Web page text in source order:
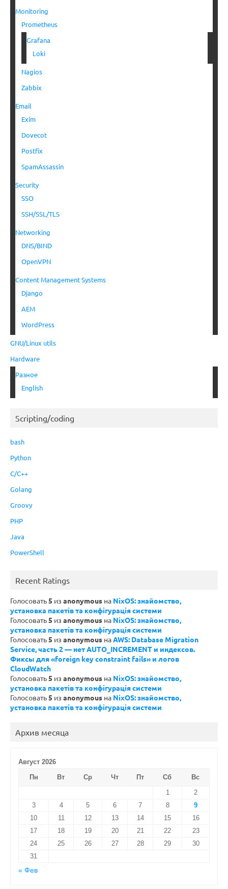
Monitoring
Prometheus
Grafana
Loki
Nagios
Zabbix
Email
Exim
Dovecot
Postfix
SpamAssassin
Security
SSO
SSH/SSL/TLS
Networking
DNS/BIND
OpenVPN
Content Management Systems
Django
AEM
WordPress
GNU/Linux utils
Hardware
Разное
English
Scripting/coding
bash
Python
C/C++
Golang
Groovy
PHP
Java
PowerShell
Recent Ratings
Голосовать 5 из anonymous на NixOS: знайомство,
установка пакетів та конфігурація системи
Голосовать 5 из anonymous на NixOS: знайомство,
установка пакетів та конфігурація системи
Голосовать 5 из anonymous на AWS: Database Migration
Service, часть 2 — нет AUTO_INCREMENT и индексов.
Фиксы для «foreign key constraint fails» и логов
CloudWatch
Голосовать 5 из anonymous на NixOS: знайомство,
установка пакетів та конфігурація системи
Голосовать 5 из anonymous на NixOS: знайомство,
установка пакетів та конфігурація системи
Архив месяца
Август 2026
Пн
Вт Ср Чт Пт Сб
Вс
1
2
3
4 5 6 7 8
9
10
11 12 13 14 15
16
17
18 19 20 21 22
23
24
25 26 27 28 29
30
31
« Фев